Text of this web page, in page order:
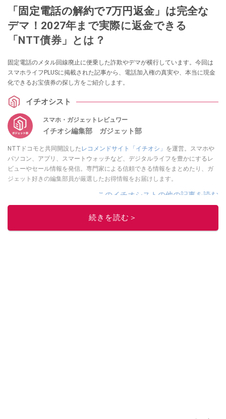
「固定電話の解約で7万円返金」は完全な
デマ！2027年まで実際に返金できる
「NTT債券」とは？
固定電話のメタル回線廃止に便乗した詐欺やデマが横行しています。今回は
スマホライフPLUSに掲載された記事から、電話加入権の真実や、本当に現金
化できるお宝債券の探し方をご紹介します。
イチオシスト
スマホ・ガジェットレビュワー
イチオシ編集部 ガジェット部
NTTドコモと共同開設した レコメンドサイト「イチオシ」 を運営。スマホや
パソコン、アプリ、スマートウォッチなど、デジタルライフを豊かにするレ
ビューやセール情報を発信。専門家による信頼できる情報をまとめたり、ガ
ジェット好きの編集部員が厳選したお得情報をお届けします。
このイチオシストの他の記事を読む
続きを読む＞